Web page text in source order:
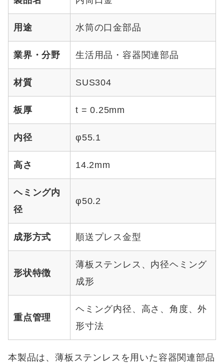
用途 水筒の口金部品
業界・分野 生活用品・容器関連部品
材質 SUS304
板厚 t = 0.25mm
内径 φ55.1
高さ 14.2mm
ヘミング内
径
φ50.2
成形方式 順送プレス金型
形状特徴
薄板ステンレス、内径ヘミング
成形
重点管理
ヘミング内径、高さ、角度、外
形寸法
本製品は、薄板ステンレスを用いた容器関連部品